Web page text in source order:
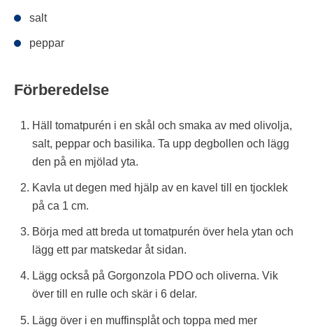
salt
peppar
Förberedelse
Häll tomatpurén i en skål och smaka av med olivolja,
salt, peppar och basilika. Ta upp degbollen och lägg
den på en mjölad yta.
Kavla ut degen med hjälp av en kavel till en tjocklek
på ca 1 cm.
Börja med att breda ut tomatpurén över hela ytan och
lägg ett par matskedar åt sidan.
Lägg också på Gorgonzola PDO och oliverna. Vik
över till en rulle och skär i 6 delar.
Lägg över i en muffinsplåt och toppa med mer